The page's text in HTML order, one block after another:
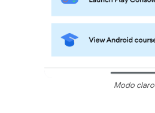
Modo claro